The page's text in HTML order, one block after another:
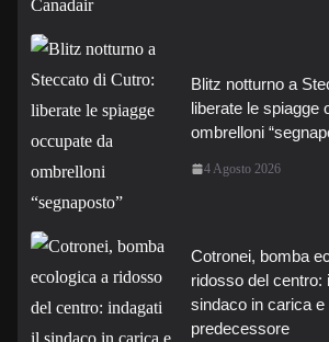
Blitz notturno a
liberate le spiagge
ombrelloni
4 Agosto 2026
Cotronei, bomba
ridosso del centro:
sindaco in carica e
predecessore